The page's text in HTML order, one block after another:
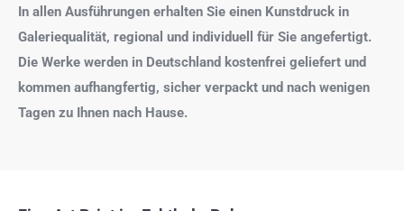
In allen Ausführungen erhalten Sie einen Kunstdruck in
Galeriequalität, regional und individuell für Sie angefertigt.
Die Werke werden in Deutschland kostenfrei geliefert und
kommen aufhangfertig, sicher verpackt und nach wenigen
Tagen zu Ihnen nach Hause.